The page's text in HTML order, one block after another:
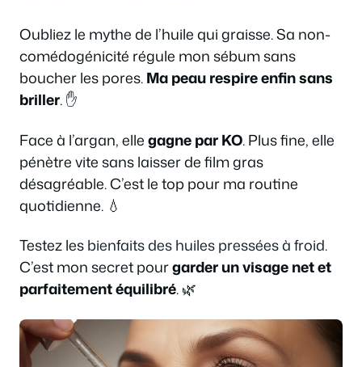
Oubliez le mythe de l’huile qui graisse. Sa non-
comédogénicité régule mon sébum sans
boucher les pores.Ma peau respire enfin sans
briller. ✋
Face à l’argan, ellegagne par KO. Plus fine, elle
pénètre vite sans laisser de film gras
désagréable. C’est le top pour ma routine
quotidienne. 💧
Testez lesbienfaits des huiles pressées à froid.
C’est mon secret pourgarder un visage net et
parfaitement équilibré. 🌿